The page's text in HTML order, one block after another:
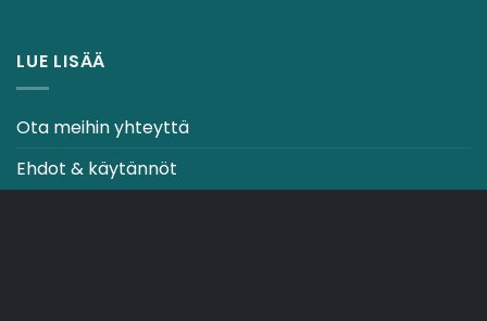
LUE LISÄÄ
Ota meihin yhteyttä
Ehdot & käytännöt